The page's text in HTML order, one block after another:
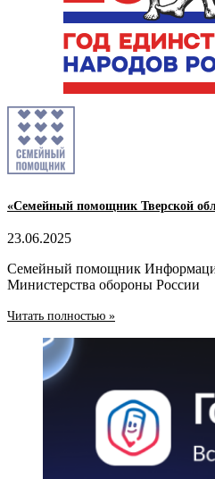
«Семейный помощник Тверской
23.06.2025
Семейный помощник
Министерства обороны России
Читать полностью »